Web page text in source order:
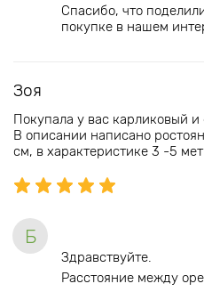
Спасибо, что
покупке в нашем
Зоя
Покупала у вас карликовый
В описании написано
см, в характеристике 3 -5
Б
Здравствуйте.
Расстояние между